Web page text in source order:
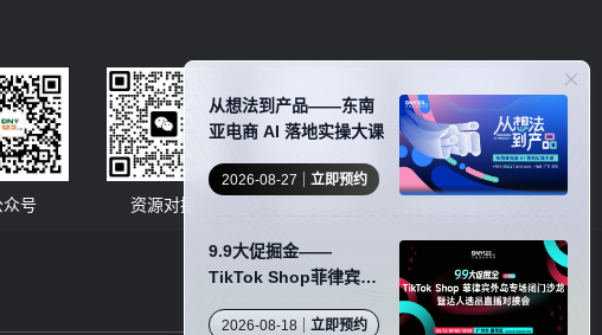
从想法到产品——东南
亚电商 AI 落地实操大课
2026-08-27 立即预约
9.9大促掘金——
TikTok Shop菲律宾外
选品直播对接会
2026-08-18 立即预约
众号 资源对接